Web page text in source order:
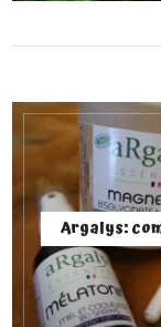
Argalys: